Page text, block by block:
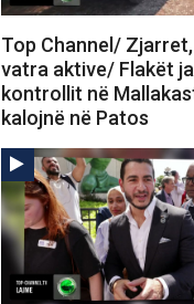
Top Channel/
vatra aktive/ Flakët
kontrollit në
kalojnë në Patos